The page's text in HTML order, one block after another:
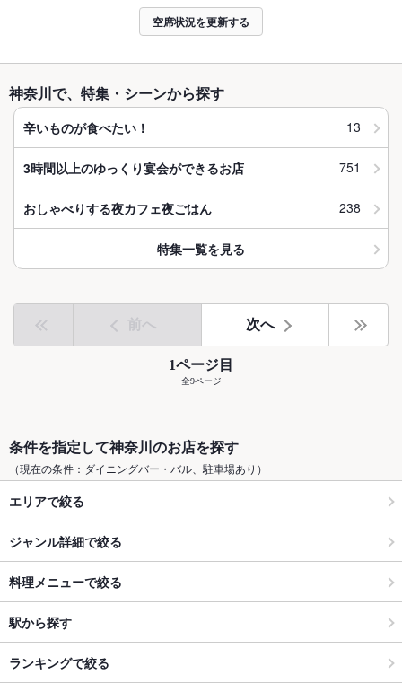
空席状況を更新する
神奈川で、特集・シーンから探す
辛いものが食べたい！ 13
3時間以上のゆっくり宴会ができるお店 751
おしゃべりする夜カフェ夜ごはん 238
特集一覧を見る
前へ 次へ
1ページ目
全9ページ
条件を指定して神奈川のお店を探す
（現在の条件：ダイニングバー・バル、駐車場あり）
エリアで絞る
ジャンル詳細で絞る
料理メニューで絞る
駅から探す
ランキングで絞る